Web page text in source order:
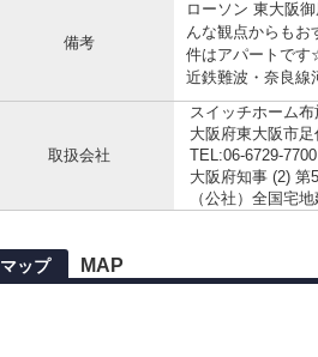
備考
ローソン 東大阪
んな観点からも
件はアパートで
近鉄難波・奈良線
取扱会社
スイッチホーム布
大阪府東大阪市
TEL:06-6729-7700
大阪府知事 (2) 第
（公社）全国宅
マップ MAP